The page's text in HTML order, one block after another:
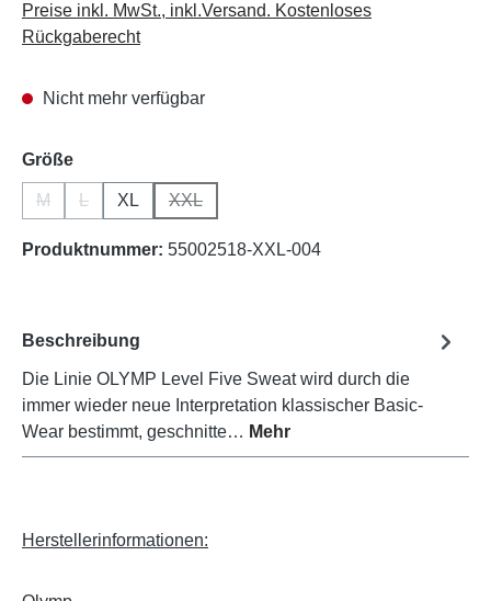
Preise inkl. MwSt., inkl.Versand. Kostenloses
Rückgaberecht
Nicht mehr verfügbar
Größeauswählen
M
(Diese Option ist zurzeit nicht verfügbar.)
L
(Diese Option ist zurzeit nicht verfügbar.)
XL XXL
(Diese Option ist zurzeit nicht verfügbar.)
Produktnummer: 55002518-XXL-004
Beschreibung
Die Linie OLYMP Level Five Sweat wird durch die
immer wieder neue Interpretation klassischer Basic-
Wear bestimmt, geschnitte… Mehr
Herstellerinformationen: